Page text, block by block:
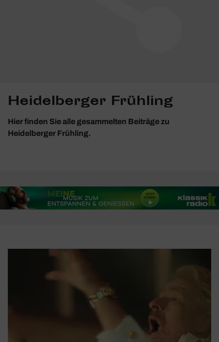
Heidelberger Frühling
Hier finden Sie alle gesammelten Beiträge zu
Heidelberger Frühling.